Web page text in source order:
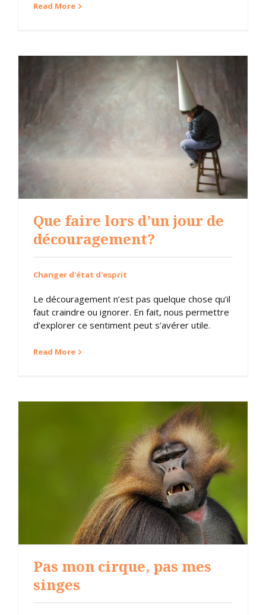
Read More
Que faire lors d’un jour de
découragement?
Changer d'état d'esprit
Le découragement n’est pas quelque chose qu’il
faut craindre ou ignorer. En fait, nous permettre
d’explorer ce sentiment peut s’avérer utile.
Read More
Pas mon cirque, pas mes
singes